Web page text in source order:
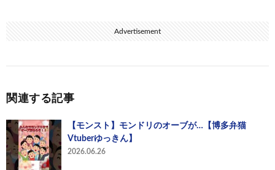
Advertisement
関連する記事
【モンスト】モンドリのオーブが…【博多弁猫
Vtuberゆっきん】
2026.06.26